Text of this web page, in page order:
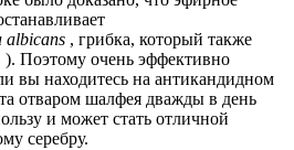
albicans , грибка, который также
Поэтому очень эффективно
вы находитесь на антикандидном
отваром шалфея дважды в день
и может стать отличной
серебру.